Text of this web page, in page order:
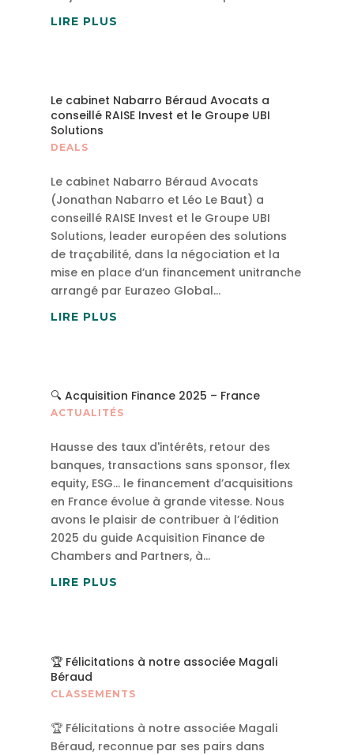
LIRE PLUS
Le cabinet Nabarro Béraud Avocats a
conseillé RAISE Invest et le Groupe UBI
Solutions
DEALS
Le cabinet Nabarro Béraud Avocats
(Jonathan Nabarro et Léo Le Baut) a
conseillé RAISE Invest et le Groupe UBI
Solutions, leader européen des solutions
de traçabilité, dans la négociation et la
mise en place d’un financement unitranche
arrangé par Eurazeo Global...
LIRE PLUS
🔍 Acquisition Finance 2025 – France
ACTUALITÉS
Hausse des taux d'intérêts, retour des
banques, transactions sans sponsor, flex
equity, ESG… le financement d’acquisitions
en France évolue à grande vitesse. Nous
avons le plaisir de contribuer à l’édition
2025 du guide Acquisition Finance de
Chambers and Partners, à...
LIRE PLUS
🏆 Félicitations à notre associée Magali
Béraud
CLASSEMENTS
🏆 Félicitations à notre associée Magali
Béraud, reconnue par ses pairs dans